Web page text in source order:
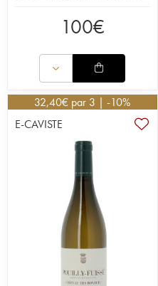
100€
32,40€ par 3 | -10%
E-CAVISTE